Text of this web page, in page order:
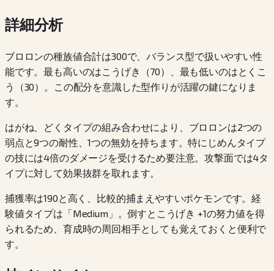
詳細分析
ブロロンの種族値合計は300で、バランス型で扱いやすい性
能です。最も高いのはこうげき（70）、最も低いのはとくこ
う（30）。この配分を意識した型作りが活躍の鍵になりま
す。
はがね、どくタイプの組み合わせにより、ブロロンは2つの
弱点と9つの耐性、1つの無効を持ちます。特にじめんタイプ
の技には4倍のダメージを受けるため要注意。攻撃面では4タ
イプに対して効果抜群を取れます。
捕獲率は190と高く、比較的捕まえやすいポケモンです。経
験値タイプは「Medium」。倒すとこうげき +1の努力値を得
られるため、育成時の周回相手としても覚えておくと便利で
す。